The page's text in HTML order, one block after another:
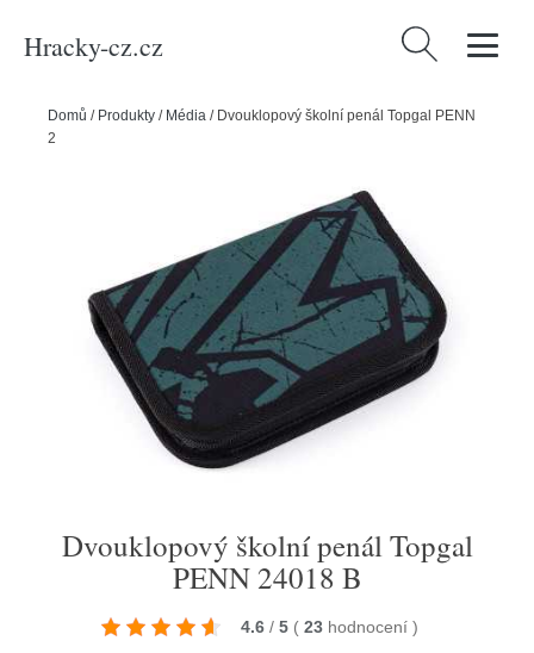
Hracky-cz.cz Vyhledávání
Domů / Produkty / Média / Dvouklopový školní penál Topgal PENN
24018 B
Dvouklopový školní penál Topgal
PENN 24018 B
4.6 / 5 ( 23 hodnocení )